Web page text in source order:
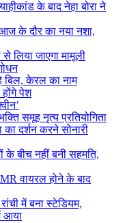
के बाद नेहा बोरा ने
के दौर का नया नशा,
लिया जाएगा मामूली
बिल, केरल का नाम
पेश
समूह नृत्य प्रतियोगिता
का दर्शन करने सोनारी
के बीच नहीं बनी सहमति,
वायरल होने के बाद
में बना स्टेडियम,
आया